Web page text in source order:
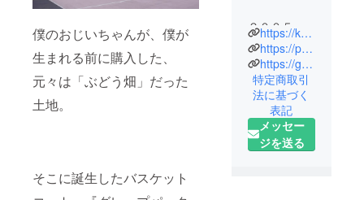
僕のおじいちゃんが、僕が
生まれる前に購入した、
元々は「ぶどう畑」だった
土地。
そこに誕生したバスケット
２００５年
（〜現
在）、愛知
県名古屋市
に本社を置
くZIP-FMで
ナビゲー
ターデ
https://kobataku33.com/
https://pharmacy-coffee-lab.com/
https://grapeparkcourt.com/
特定商取引
法に基づく
表記
メッセー
ジを送る